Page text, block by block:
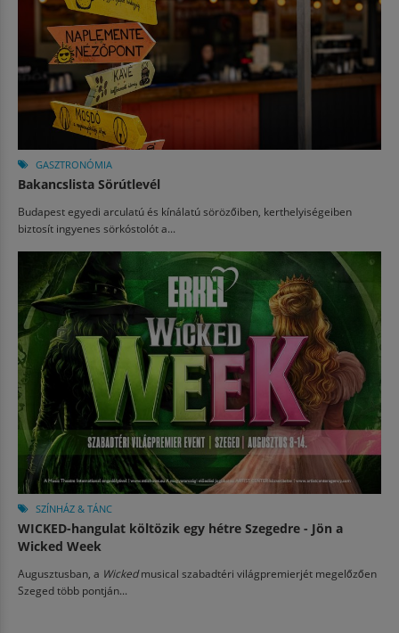
GASZTRONÓMIA
Bakancslista Sörútlevél
Budapest egyedi arculatú és kínálatú sörözőiben, kerthelyiségeiben
biztosít ingyenes sörkóstolót a...
SZÍNHÁZ & TÁNC
WICKED-hangulat költözik egy hétre Szegedre - Jön a
Wicked Week
Augusztusban, a Wickedmusical szabadtéri világpremierjét megelőzően
Szeged több pontján...